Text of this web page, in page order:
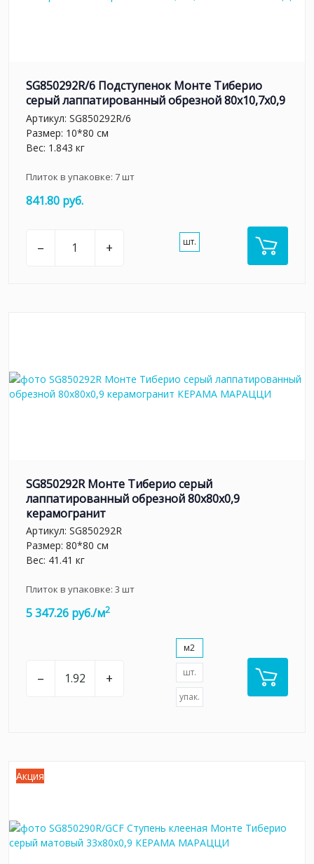
SG850292R/6 Подступенок Монте Тиберио
серый лаппатированный обрезной 80x10,7x0,9
Артикул: SG850292R/6
Размер: 10*80 см
Вес: 1.843 кг
Плиток в упаковке: 7шт
841.80 руб.
– + шт.
SG850292R Монте Тиберио серый
лаппатированный обрезной 80x80x0,9
керамогранит
Артикул: SG850292R
Размер: 80*80 см
Вес: 41.41 кг
Плиток в упаковке: 3 шт
5 347.26 руб./м2
– +
м2
шт.
упак.
Акция